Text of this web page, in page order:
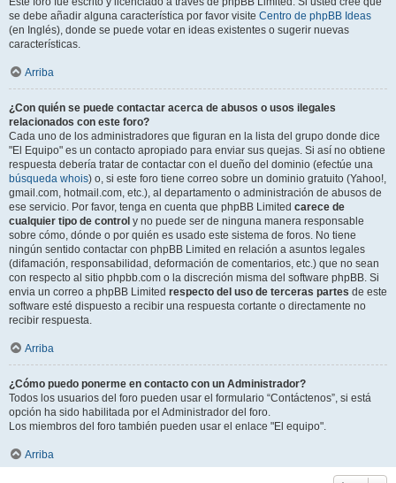
se debe añadir alguna característica por favor visite Centro de phpBB Ideas
(en Inglés), donde se puede votar en ideas existentes o sugerir nuevas
características.
Arriba
¿Con quién se puede contactar acerca de abusos o usos ilegales
relacionados con este foro?
Cada uno de los administradores que figuran en la lista del grupo donde dice
"El Equipo" es un contacto apropiado para enviar sus quejas. Si así no obtiene
respuesta debería tratar de contactar con el dueño del dominio (efectúe una
búsqueda whois) o, si este foro tiene correo sobre un dominio gratuito (Yahoo!,
gmail.com, hotmail.com, etc.), al departamento o administración de abusos de
ese servicio. Por favor, tenga en cuenta que phpBB Limited carece de
cualquier tipo de control y no puede ser de ninguna manera responsable
sobre cómo, dónde o por quién es usado este sistema de foros. No tiene
ningún sentido contactar con phpBB Limited en relación a asuntos legales
(difamación, responsabilidad, deformación de comentarios, etc.) que no sean
con respecto al sitio phpbb.com o la discreción misma del software phpBB. Si
envia un correo a phpBB Limited respecto del uso de terceras partes de este
software esté dispuesto a recibir una respuesta cortante o directamente no
recibir respuesta.
Arriba
¿Cómo puedo ponerme en contacto con un Administrador?
Todos los usuarios del foro pueden usar el formulario “Contáctenos”, si está
opción ha sido habilitada por el Administrador del foro.
Los miembros del foro también pueden usar el enlace "El equipo".
Arriba